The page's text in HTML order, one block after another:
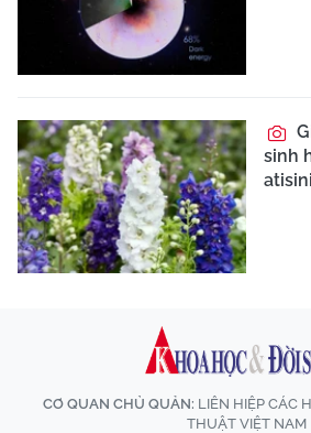
sinh
CƠ QUAN CHỦ QUẢN: LIÊN HIỆP CÁC
THUẬT VIỆT NAM